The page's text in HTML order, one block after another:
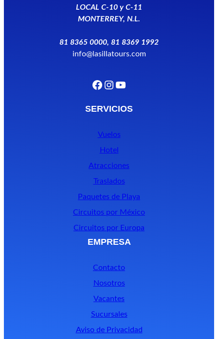
LOCAL C-10 y C-11
MONTERREY, N.L.
81 8365 0000, 81 8369 1992
info@lasillatours.com
Facebook Instagram YouTube
SERVICIOS
Vuelos
Hotel
Atracciones
Traslados
Paquetes de Playa
Circuitos por México
Circuitos por Europa
EMPRESA
Contacto
Nosotros
Vacantes
Sucursales
Aviso de Privacidad